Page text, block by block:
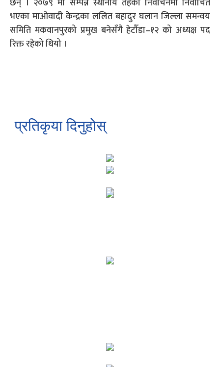
छन् । २०७९ मा सम्पन्न स्थानीय तहको निर्वाचनमा निर्वाचित
भएका माओवादी केन्द्रका ललित बहादुर घलान जिल्ला समन्वय
समिति मकवानपुरको प्रमुख बनेसँगै हेटौँडा–१२ को अध्यक्ष पद
रिक्त रहेको थियो ।
प्रतिकृया दिनुहोस्